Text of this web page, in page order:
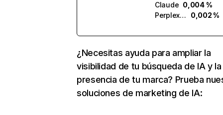
Claude 0,004 %
Perplexity
0,002 %
¿Necesitas ayuda para ampliar la
visibilidad de tu búsqueda de IA y la
presencia de tu marca? Prueba
soluciones de marketing de IA: